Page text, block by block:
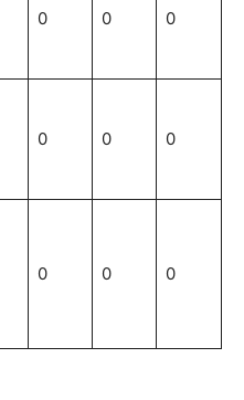
0 0 0
0 0 0
0 0 0